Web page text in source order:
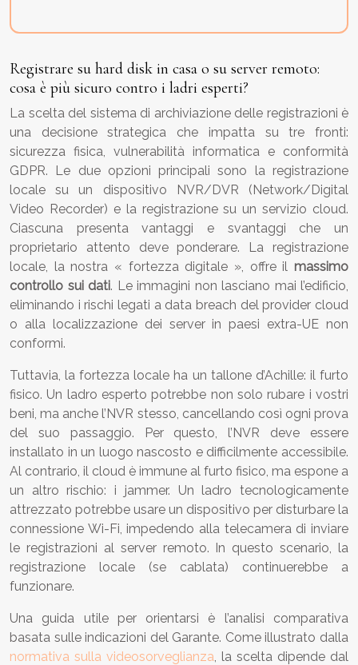
Registrare su hard disk in casa o su server remoto:
cosa è più sicuro contro i ladri esperti?
La scelta del sistema di archiviazione delle registrazioni è
una decisione strategica che impatta su tre fronti:
sicurezza fisica, vulnerabilità informatica e conformità
GDPR. Le due opzioni principali sono la registrazione
locale su un dispositivo NVR/DVR (Network/Digital
Video Recorder) e la registrazione su un servizio cloud.
Ciascuna presenta vantaggi e svantaggi che un
proprietario attento deve ponderare. La registrazione
locale, la nostra « fortezza digitale », offre il massimo
controllo sui dati. Le immagini non lasciano mai l’edificio,
eliminando i rischi legati a data breach del provider cloud
o alla localizzazione dei server in paesi extra-UE non
conformi.
Tuttavia, la fortezza locale ha un tallone d’Achille: il furto
fisico. Un ladro esperto potrebbe non solo rubare i vostri
beni, ma anche l’NVR stesso, cancellando così ogni prova
del suo passaggio. Per questo, l’NVR deve essere
installato in un luogo nascosto e difficilmente accessibile.
Al contrario, il cloud è immune al furto fisico, ma espone a
un altro rischio: i jammer. Un ladro tecnologicamente
attrezzato potrebbe usare un dispositivo per disturbare la
connessione Wi-Fi, impedendo alla telecamera di inviare
le registrazioni al server remoto. In questo scenario, la
registrazione locale (se cablata) continuerebbe a
funzionare.
Una guida utile per orientarsi è l’analisi comparativa
basata sulle indicazioni del Garante. Come illustrato dalla
normativa sulla videosorveglianza , la scelta dipende dal